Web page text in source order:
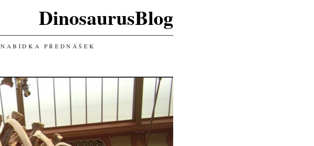
DinosaurusBlog
NABÍDKA PŘEDNÁŠEK